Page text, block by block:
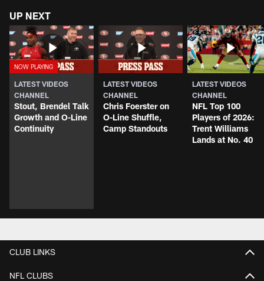
UP NEXT
LATEST VIDEOS
CHANNEL
Stout, Brendel Talk
Growth and O-Line
Continuity
LATEST VIDEOS
CHANNEL
Chris Foerster on
O-Line Shuffle,
Camp Standouts
LATEST VIDEOS
CHANNEL
NFL Top 100
Players of 2026:
Trent Williams
Lands at No. 40
CLUB LINKS
NFL CLUBS